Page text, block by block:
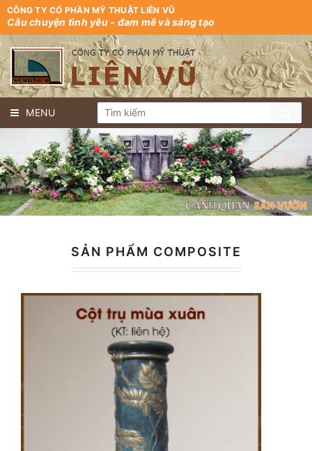
CÔNG TY CỔ PHẦN MỸ THUẬT LIÊN VŨ
Câu chuyện tình yêu - đam mê và sáng tạo
MENU
SẢN PHẨM COMPOSITE